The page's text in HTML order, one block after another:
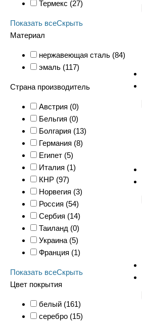
Термекс (27)
Показать всеСкрыть
Материал
нержавеющая сталь (84)
эмаль (117)
Страна производитель
Австрия (0)
Бельгия (0)
Болгария (13)
Германия (8)
Египет (5)
Италия (1)
КНР (97)
Норвегия (3)
Россия (54)
Сербия (14)
Таиланд (0)
Украина (5)
Франция (1)
Показать всеСкрыть
Цвет покрытия
белый (161)
серебро (15)